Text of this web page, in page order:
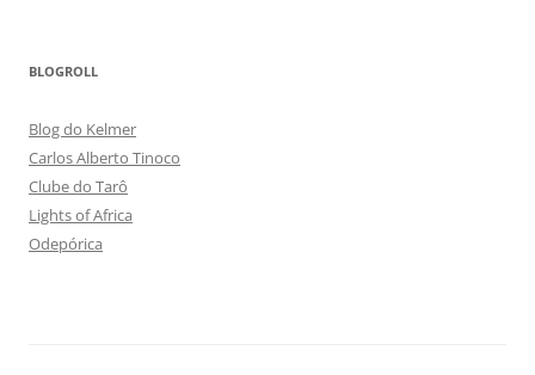
BLOGROLL
Blog do Kelmer
Carlos Alberto Tinoco
Clube do Tarô
Lights of Africa
Odepórica